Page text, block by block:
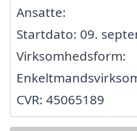
Ansatte:
Startdato: 09.
Virksomhedsform:
CVR: 45065189